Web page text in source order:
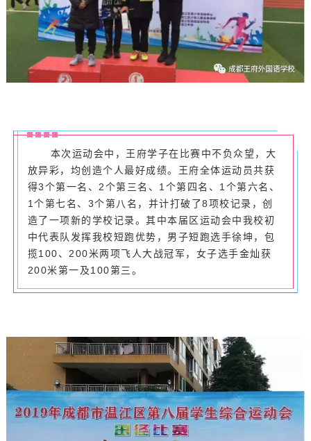
本次运动会中，王府学子在比赛中不负众望，大
放异彩，均创造个人最好成绩。王府全体运动员共获
得3个第一名、2个第三名、1个第四名、1个第六名、
1个第七名、3个第八名，并计打破了8项校记录，创
造了一项新的学校记录。其中本届区运动会中我校初
中代表队发挥我校短跑优势，男子短跑选手徐坤，包
揽100、200米两项飞人大战冠军，女子选手金灿获
200米第一及100第三。